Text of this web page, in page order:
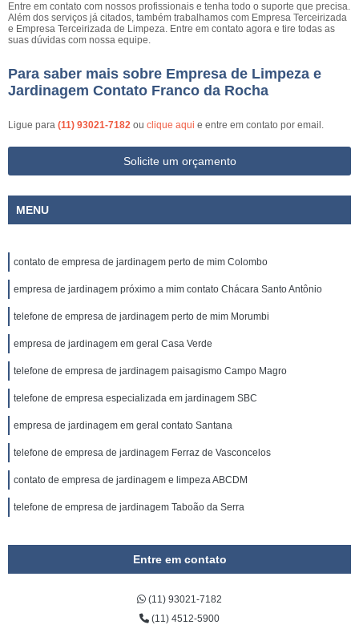
Entre em contato com nossos profissionais e tenha todo o suporte que precisa.
Além dos serviços já citados, também trabalhamos com Empresa Terceirizada
e Empresa Terceirizada de Limpeza. Entre em contato agora e tire todas as
suas dúvidas com nossa equipe.
Para saber mais sobre Empresa de Limpeza e
Jardinagem Contato Franco da Rocha
Ligue para (11) 93021-7182 ou clique aqui e entre em contato por email.
Solicite um orçamento
MENU
contato de empresa de jardinagem perto de mim Colombo
empresa de jardinagem próximo a mim contato Chácara Santo Antônio
telefone de empresa de jardinagem perto de mim Morumbi
empresa de jardinagem em geral Casa Verde
telefone de empresa de jardinagem paisagismo Campo Magro
telefone de empresa especializada em jardinagem SBC
empresa de jardinagem em geral contato Santana
telefone de empresa de jardinagem Ferraz de Vasconcelos
contato de empresa de jardinagem e limpeza ABCDM
telefone de empresa de jardinagem Taboão da Serra
Entre em contato
(11) 93021-7182
(11) 4512-5900